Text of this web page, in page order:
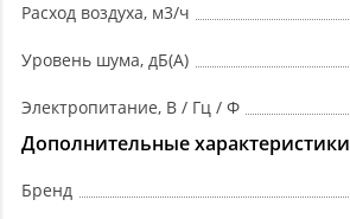
Расход воздуха, м3/ч
Уровень шума, дБ(А)
Электропитание, В / Гц / Ф
Дополнительные характеристики
Бренд